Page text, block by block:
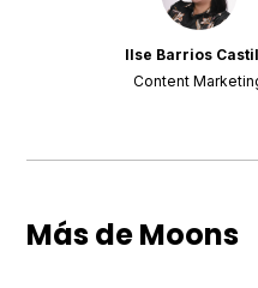
Ilse Barrios
Content
Más de Moons